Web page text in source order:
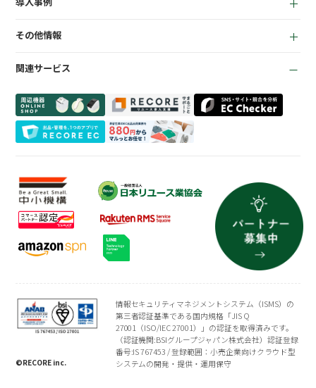
KPI管理機能
会計機能
質機能
ささげ代行サービス
商材専門店
買取専門店
トレーディングカード
その他情報
よくある質問
会社概要
プライバシーポリシー
関連サービス
情報セキュリティマネジメントシステム（ISMS）の
第三者認証基準である国内規格「JIS Q
27001（ISO/IEC 27001）」の認証を取得済みです。
（認証機関:BSIグループジャパン株式会社）認証登録
番号:IS 767453 / 登録範囲：小売企業向けクラウド型
システムの開発・提供・運用保守
©RECORE inc.